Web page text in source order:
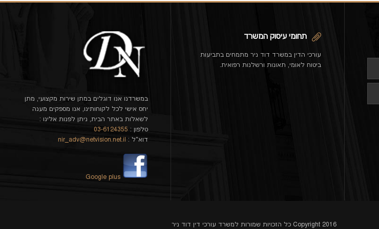
במשרדנו אנו דוגלים במתן שירות מקצועי, מתן
יחס אישי לכל לקוחותינו, אנו מספקים מענה
לשאלות באתר הבית, ניתן לפנות אלינו :
טלפון : 03-6124355
דוא"ל : nir_adv@netvision.net.il
Google plus
תחומי עיסוק המשרד
עורכי הדין במשרד דוד ניר מתמחים בתביעות
ביטוח לאומי, תאונות ורשלנות רפואית.
Copyright 2016 כל הזכויות שמורות למשרד עורכי דין דוד ניר